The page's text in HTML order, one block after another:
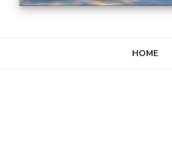
HOME